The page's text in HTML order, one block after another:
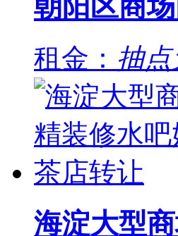
朝阳区商
租金： 抽
海淀大型